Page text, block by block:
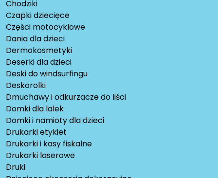
Chodziki
Czapki dziecięce
Części motocyklowe
Dania dla dzieci
Dermokosmetyki
Deserki dla dzieci
Deski do windsurfingu
Deskorolki
Dmuchawy i odkurzacze do liści
Domki dla lalek
Domki i namioty dla dzieci
Drukarki etykiet
Drukarki i kasy fiskalne
Drukarki laserowe
Druki